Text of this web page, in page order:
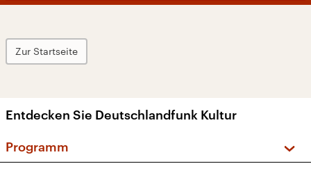
Zur Startseite
Entdecken Sie Deutschlandfunk Kultur
Programm